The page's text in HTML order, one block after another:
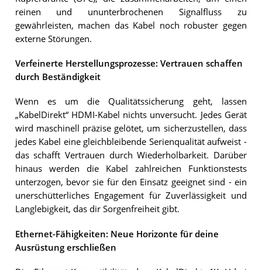
reinen und ununterbrochenen Signalfluss zu
gewährleisten, machen das Kabel noch robuster gegen
externe Störungen.
Verfeinerte Herstellungsprozesse: Vertrauen schaffen
durch Beständigkeit
Wenn es um die Qualitätssicherung geht, lassen
„KabelDirekt“ HDMI-Kabel nichts unversucht. Jedes Gerät
wird maschinell präzise gelötet, um sicherzustellen, dass
jedes Kabel eine gleichbleibende Serienqualität aufweist -
das schafft Vertrauen durch Wiederholbarkeit. Darüber
hinaus werden die Kabel zahlreichen Funktionstests
unterzogen, bevor sie für den Einsatz geeignet sind - ein
unerschütterliches Engagement für Zuverlässigkeit und
Langlebigkeit, das dir Sorgenfreiheit gibt.
Ethernet-Fähigkeiten: Neue Horizonte für deine
Ausrüstung erschließen